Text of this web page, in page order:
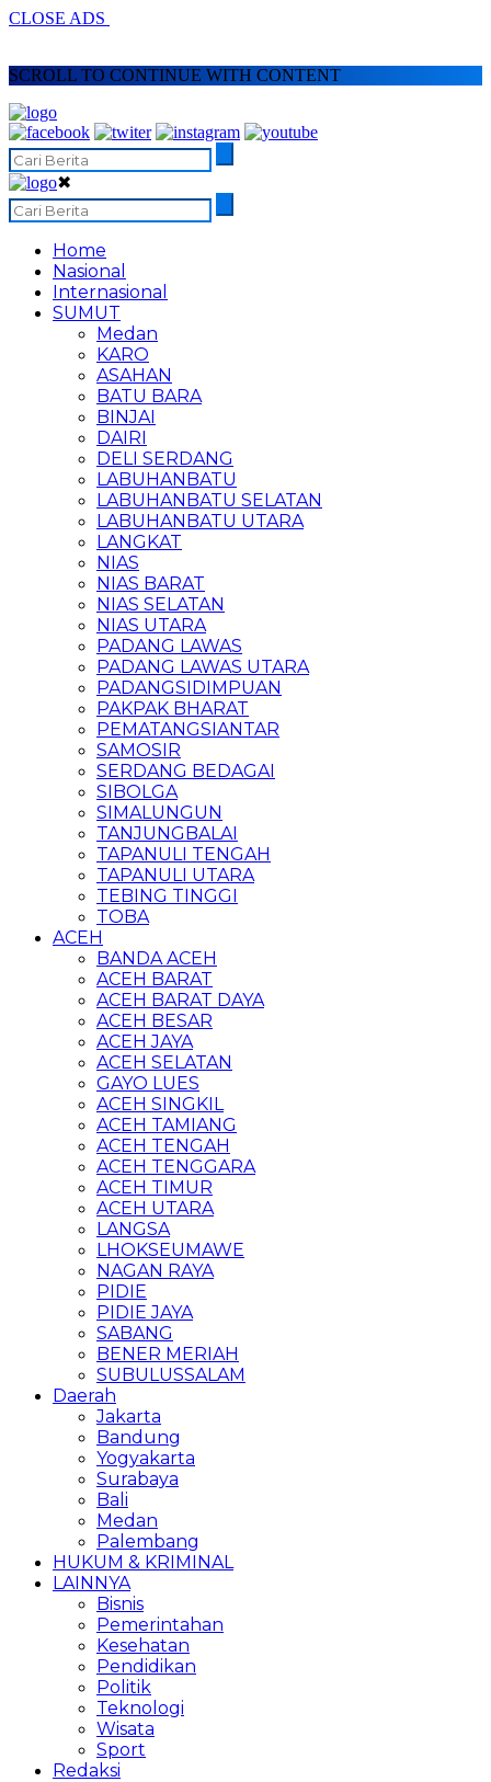
CLOSE ADS
SCROLL TO CONTINUE WITH CONTENT
✖
Home
Nasional
Internasional
SUMUT
Medan
KARO
ASAHAN
BATU BARA
BINJAI
DAIRI
DELI SERDANG
LABUHANBATU
LABUHANBATU SELATAN
LABUHANBATU UTARA
LANGKAT
NIAS
NIAS BARAT
NIAS SELATAN
NIAS UTARA
PADANG LAWAS
PADANG LAWAS UTARA
PADANGSIDIMPUAN
PAKPAK BHARAT
PEMATANGSIANTAR
SAMOSIR
SERDANG BEDAGAI
SIBOLGA
SIMALUNGUN
TANJUNGBALAI
TAPANULI TENGAH
TAPANULI UTARA
TEBING TINGGI
TOBA
ACEH
BANDA ACEH
ACEH BARAT
ACEH BARAT DAYA
ACEH BESAR
ACEH JAYA
ACEH SELATAN
GAYO LUES
ACEH SINGKIL
ACEH TAMIANG
ACEH TENGAH
ACEH TENGGARA
ACEH TIMUR
ACEH UTARA
LANGSA
LHOKSEUMAWE
NAGAN RAYA
PIDIE
PIDIE JAYA
SABANG
BENER MERIAH
SUBULUSSALAM
Daerah
Jakarta
Bandung
Yogyakarta
Surabaya
Bali
Medan
Palembang
HUKUM & KRIMINAL
LAINNYA
Bisnis
Pemerintahan
Kesehatan
Pendidikan
Politik
Teknologi
Wisata
Sport
Redaksi